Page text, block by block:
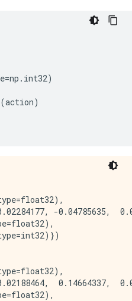
=np . int32)
(action)
-0.04785635,
0.14664337,